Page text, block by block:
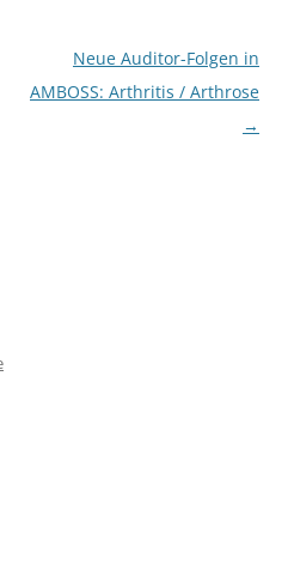
Neue Auditor-Folgen in
AMBOSS: Arthritis / Arthrose
→